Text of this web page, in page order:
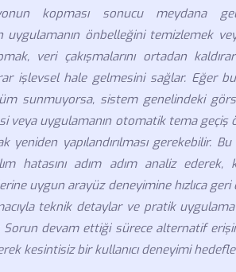
kopması sonucu meydana
uygulamanın önbelleğini temizlemek
veri çakışmalarını ortadan
işlevsel hale gelmesini sağlar. Eğer
sunmuyorsa, sistem genelindeki
veya uygulamanın otomatik tema geçiş
yeniden yapılandırılması gerekebilir.
hatasını adım adım analiz ederek,
uygun arayüz deneyimine hızlıca
teknik detaylar ve pratik
Sorun devam ettiği sürece alternatif
kesintisiz bir kullanıcı deneyimi